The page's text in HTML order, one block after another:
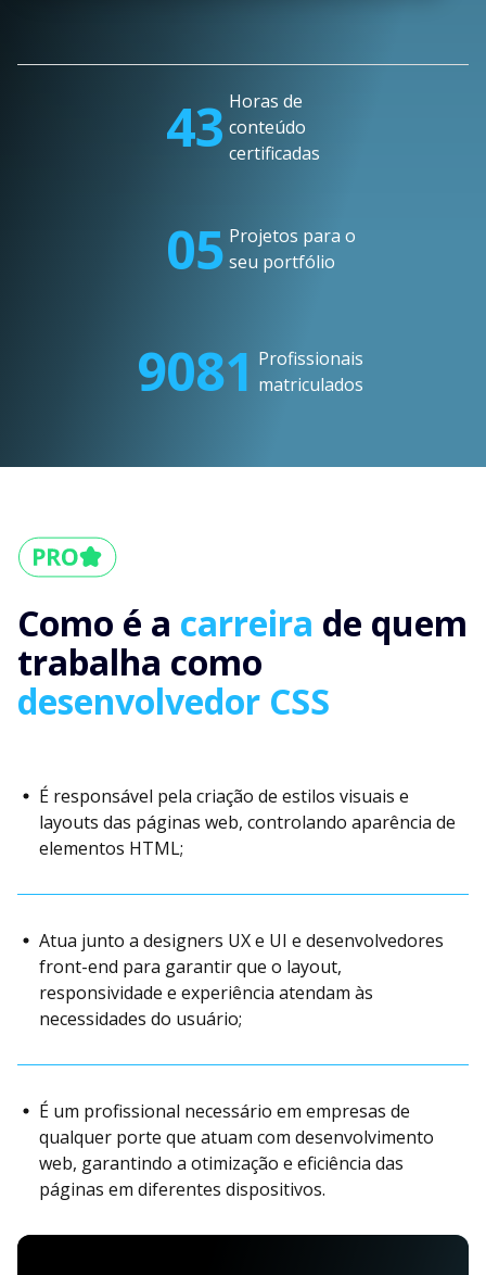
43 Horas de
conteúdo
certificadas
05 Projetos para o
seu portfólio
9081 Profissionais
matriculados
Como é a carreira de quem
trabalha como
desenvolvedor CSS
É responsável pela criação de estilos visuais e
layouts das páginas web, controlando aparência de
elementos HTML;
Atua junto a designers UX e UI e desenvolvedores
front-end para garantir que o layout,
responsividade e experiência atendam às
necessidades do usuário;
É um profissional necessário em empresas de
qualquer porte que atuam com desenvolvimento
web, garantindo a otimização e eficiência das
páginas em diferentes dispositivos.